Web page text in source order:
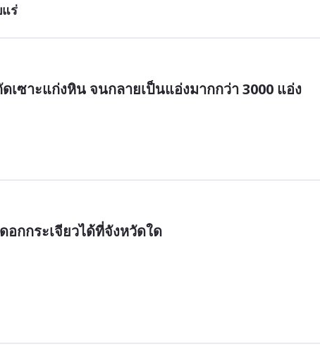
ร่
เซาะแก่งหิน จนกลายเป็นแอ่งมากกว่า 3000 แอ่ง
อกกระเจียวได้ที่จังหวัดใด